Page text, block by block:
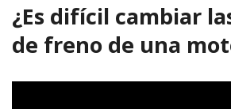
¿Es difícil cambiar
de freno de una